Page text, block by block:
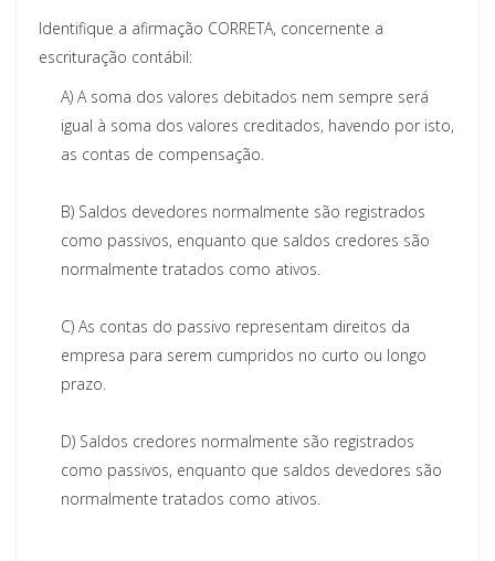
Identifique a afirmação CORRETA, concernente a
escrituração contábil:
A) A soma dos valores debitados nem sempre será
igual à soma dos valores creditados, havendo por isto,
as contas de compensação.
B) Saldos devedores normalmente são registrados
como passivos, enquanto que saldos credores são
normalmente tratados como ativos.
C) As contas do passivo representam direitos da
empresa para serem cumpridos no curto ou longo
prazo.
D) Saldos credores normalmente são registrados
como passivos, enquanto que saldos devedores são
normalmente tratados como ativos.